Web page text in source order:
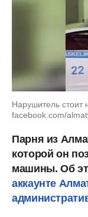
Нарушитель
facebook.com/
Парня из
которой он
машины. Об
аккаунте